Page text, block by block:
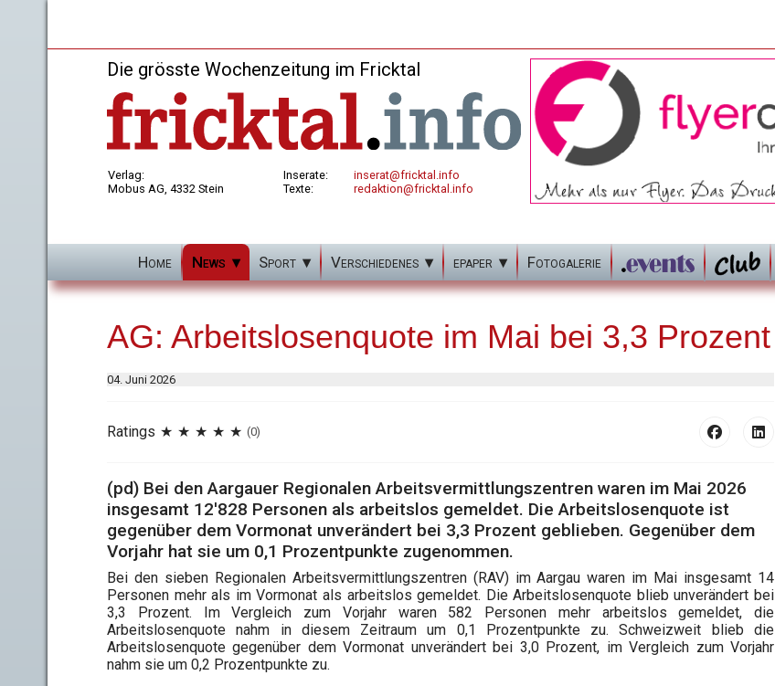
Die grösste Wochenzeitung im Fricktal
Verlag:
Mobus AG, 4332 Stein
Inserate:
Texte:
inserat@fricktal.info
redaktion@fricktal.info
Home News Sport Verschiedenes epaper Fotogalerie
AG: Arbeitslosenquote im Mai bei 3,3 Prozent
04. Juni 2026
Ratings (0)
(pd) Bei den Aargauer Regionalen Arbeitsvermittlungszentren waren im Mai 2026
insgesamt 12'828 Personen als arbeitslos gemeldet. Die Arbeitslosenquote ist
gegenüber dem Vormonat unverändert bei 3,3 Prozent geblieben. Gegenüber dem
Vorjahr hat sie um 0,1 Prozentpunkte zugenommen.
Bei den sieben Regionalen Arbeitsvermittlungszentren (RAV) im Aargau waren im Mai insgesamt 14
Personen mehr als im Vormonat als arbeitslos gemeldet. Die Arbeitslosenquote blieb unverändert bei
3,3 Prozent. Im Vergleich zum Vorjahr waren 582 Personen mehr arbeitslos gemeldet, die
Arbeitslosenquote nahm in diesem Zeitraum um 0,1 Prozentpunkte zu. Schweizweit blieb die
Arbeitslosenquote gegenüber dem Vormonat unverändert bei 3,0 Prozent, im Vergleich zum Vorjahr
nahm sie um 0,2 Prozentpunkte zu.